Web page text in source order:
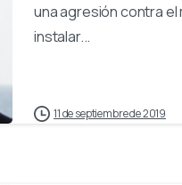
una agresión contra
instalar...
11 de septiembre de 2019